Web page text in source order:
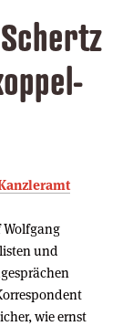
Wolfgang
und
wie ernst